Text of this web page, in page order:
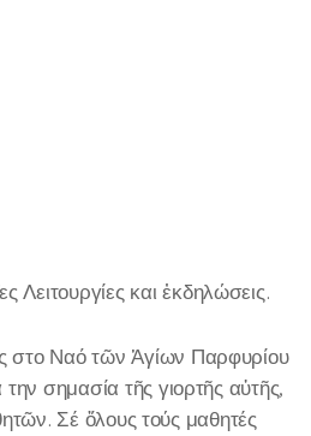
και ἐκδηλώσεις.
στο Ναό τῶν Ἁγίων Παρφυρίου
σημασία τῆς γιορτῆς αὐτῆς,
Σέ ὅλους τούς μαθητές